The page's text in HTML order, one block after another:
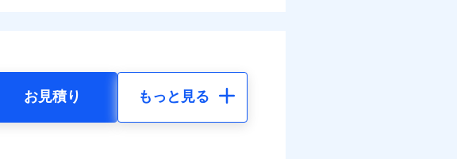
お見積り もっと見る